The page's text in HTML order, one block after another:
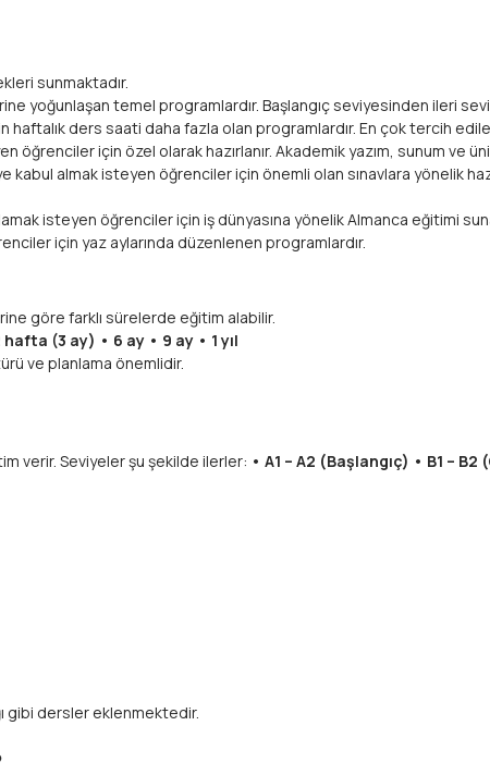
sunmaktadır.
yoğunlaşan temel programlardır. Başlangıç seviyesinden ileri
haftalık ders saati daha fazla olan programlardır. En çok tercih
öğrenciler için özel olarak hazırlanır. Akademik yazım, sunum ve
kabul almak isteyen öğrenciler için önemli olan sınavlara yönelik
isteyen öğrenciler için iş dünyasına yönelik Almanca eğitimi
için yaz aylarında düzenlenen programlardır.
göre farklı sürelerde eğitim alabilir.
(3 ay) • 6 ay • 9 ay • 1 yıl
ve planlama önemlidir.
verir. Seviyeler şu şekilde ilerler: • A1 – A2 (Başlangıç) • B1 –
gibi dersler eklenmektedir.